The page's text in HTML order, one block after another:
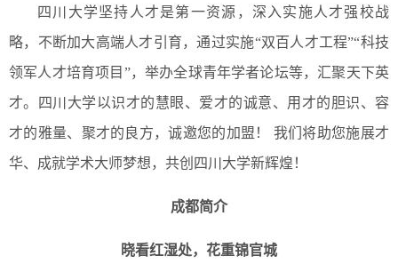
四川大学坚持人才是第一资源，深入实施人才强校战
略，不断加大高端人才引育，通过实施“双百人才工程”“科技
领军人才培育项目”，举办全球青年学者论坛等，汇聚天下英
才。四川大学以识才的慧眼、爱才的诚意、用才的胆识、容
才的雅量、聚才的良方，诚邀您的加盟！ 我们将助您施展才
华、成就学术大师梦想，共创四川大学新辉煌！
成都简介
晓看红湿处，花重锦官城